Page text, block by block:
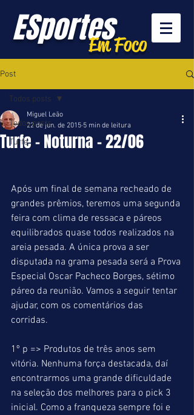
ESportesEm Foco
Post
Todos posts
Turfe
Todos posts
Turfe - Noturna - 22/06
Miguel Leão
22 de jun. de 2015 5 min de leitura
Após um final de semana recheado de
grandes prêmios, teremos uma segunda
feira com clima de ressaca e páreos
equilibrados quase todos realizados na
areia pesada. A única prova a ser
disputada na grama pesada será a Prova
Especial Oscar Pacheco Borges, sétimo
páreo da reunião. Vamos a seguir tentar
ajudar, com os comentários das
corridas.
1º p => Produtos de três anos sem
vitória. Nenhuma força destacada, daí
encontrarmos uma grande dificuldade
na seleção dos melhores para o pick 3
inicial. Como a franqueza sempre foi e